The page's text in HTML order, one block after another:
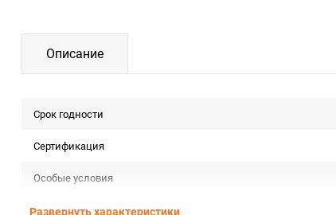
Описание
Срок годности
Сертификация
Особые условия
Единица измерения
Развернуть характеристики